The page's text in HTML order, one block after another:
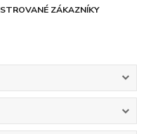
ZÁKAZNÍKY